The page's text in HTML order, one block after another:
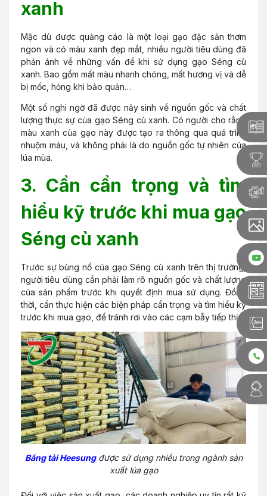
xanh
Mặc dù được quảng cáo là một loại gạo đặc sản thơm
ngon và có màu xanh đẹp mắt, nhiều người tiêu dùng đã
phản ánh về những vấn đề khi sử dụng gạo Séng cù
xanh. Bao gồm mất màu nhanh chóng, mất hương vị và dễ
bị mốc, hỏng khi bảo quản…
Một số nghi ngờ đã được nảy sinh về nguồn gốc và chất
lượng thực sự của gạo Séng cù xanh. Có người cho rằng
màu xanh của gạo này được tạo ra thông qua quá trình
nhuộm màu, và không phải là do nguồn gốc tự nhiên của
lúa mùa.
3. Cần cẩn trọng và tìm
hiểu kỹ trước khi mua gạo
Séng cù xanh
Trước sự bùng nổ của gạo Séng cù xanh trên thị trường,
người tiêu dùng cần phải làm rõ nguồn gốc và chất lượng
của sản phẩm trước khi quyết định mua sử dụng. Đồng
thời, cần thực hiện các biện pháp cẩn trọng và tìm hiểu kỹ
trước khi mua gạo, để tránh rơi vào các cạm bẫy tiếp thị.
Băng tải Heesungđược sử dụng nhiều trong ngành sản
xuất lúa gạo